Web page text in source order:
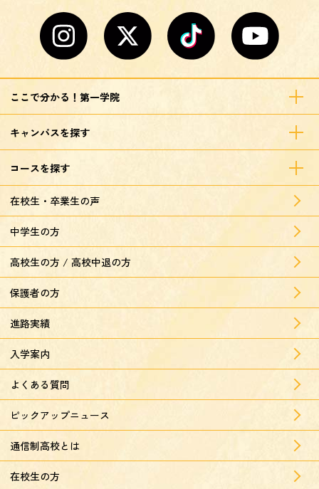
ここで分かる！第一学院
キャンパスを探す
コースを探す
在校生・卒業生の声
中学生の方
高校生の方 / 高校中退の方
保護者の方
進路実績
入学案内
よくある質問
ピックアップニュース
通信制高校とは
在校生の方